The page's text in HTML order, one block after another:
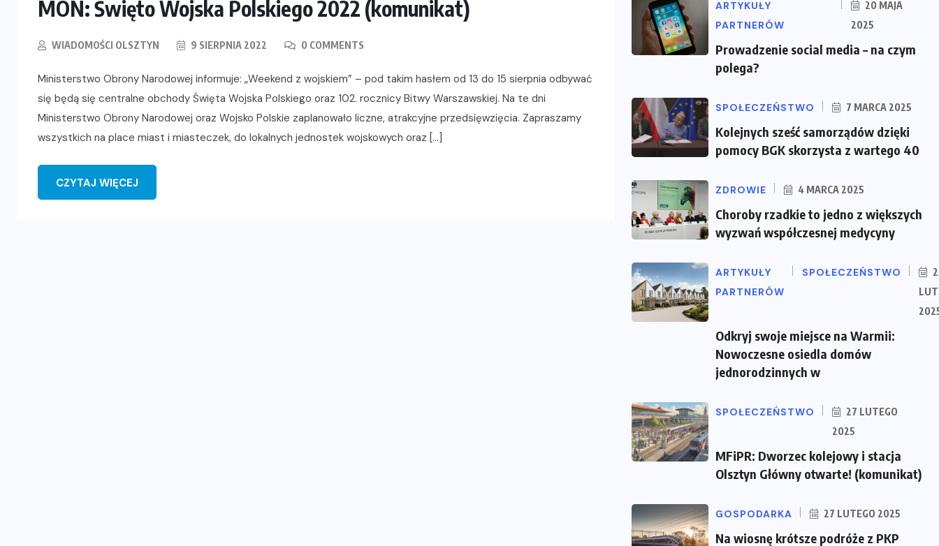
MON: Święto Wojska Polskiego 2022 (komunikat)
WIADOMOŚCI OLSZTYN 9 SIERPNIA 2022 0 COMMENTS
Ministerstwo Obrony Narodowej informuje: „Weekend z wojskiem” – pod takim hasłem od 13 do 15 sierpnia odbywać
się będą się centralne obchody Święta Wojska Polskiego oraz 102. rocznicy Bitwy Warszawskiej. Na te dni
Ministerstwo Obrony Narodowej oraz Wojsko Polskie zaplanowało liczne, atrakcyjne przedsięwzięcia. Zapraszamy
wszystkich na place miast i miasteczek, do lokalnych jednostek wojskowych oraz […]
CZYTAJ WIĘCEJ
ARTYKUŁY
PARTNERÓW
20 MAJA
2025
Prowadzenie social media – na czym
polega?
SPOŁECZEŃSTWO 7 MARCA 2025
Kolejnych sześć samorządów dzięki
pomocy BGK skorzysta z wartego 40
ZDROWIE 4 MARCA 2025
Choroby rzadkie to jedno z większych
wyzwań współczesnej medycyny
ARTYKUŁY
PARTNERÓW
SPOŁECZEŃSTWO
Odkryj swoje miejsce na Warmii:
Nowoczesne osiedla domów
jednorodzinnych w
SPOŁECZEŃSTWO
27 LUTEGO
2025
MFiPR: Dworzec kolejowy i stacja
Olsztyn Główny otwarte! (komunikat)
GOSPODARKA 27 LUTEGO 2025
Na wiosnę krótsze podróże z PKP